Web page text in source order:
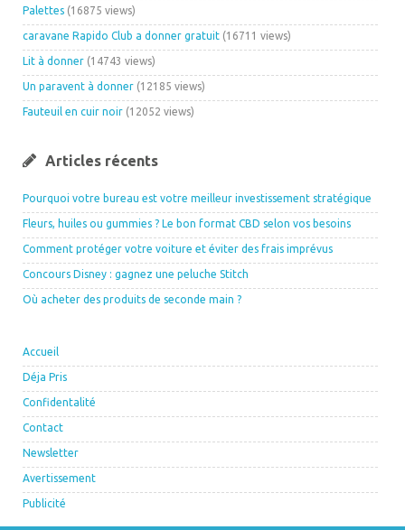
Palettes (16875 views)
caravane Rapido Club a donner gratuit (16711 views)
Lit à donner (14743 views)
Un paravent à donner (12185 views)
Fauteuil en cuir noir (12052 views)
Articles récents
Pourquoi votre bureau est votre meilleur investissement stratégique
Fleurs, huiles ou gummies ? Le bon format CBD selon vos besoins
Comment protéger votre voiture et éviter des frais imprévus
Concours Disney : gagnez une peluche Stitch
Où acheter des produits de seconde main ?
Accueil
Déja Pris
Confidentalité
Contact
Newsletter
Avertissement
Publicité